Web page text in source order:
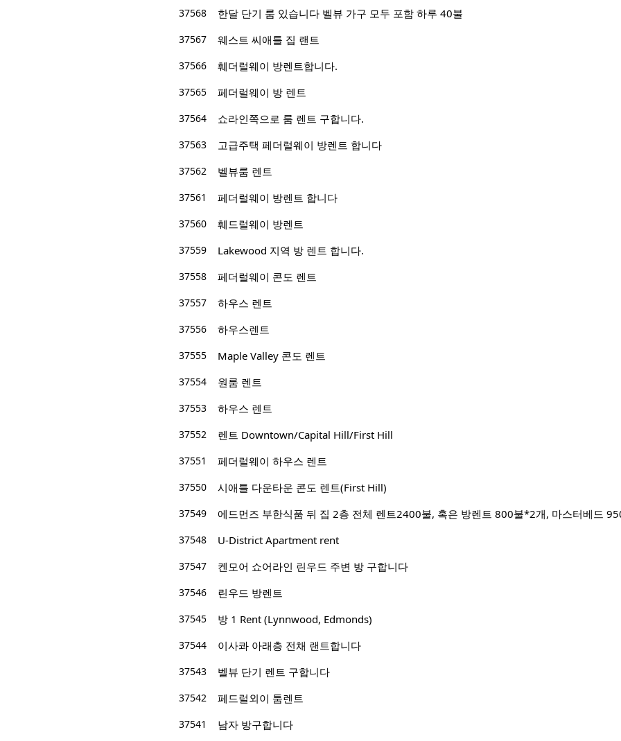
37568 한달 단기 룸 있습니다 벨뷰 가구 모두 포함 하루 40불
37567 웨스트 씨애틀 집 랜트
37566 훼더럴웨이 방렌트합니다.
37565 페더럴웨이 방 렌트
37564 쇼라인쪽으로 룸 렌트 구합니다.
37563 고급주택 페더럴웨이 방렌트 합니다
37562 벨뷰룸 렌트
37561 페더럴웨이 방렌트 합니다
37560 훼드럴웨이 방렌트
37559 Lakewood 지역 방 렌트 합니다.
37558 페더럴웨이 콘도 렌트
37557 하우스 렌트
37556 하우스렌트
37555 Maple Valley 콘도 렌트
37554 원룸 렌트
37553 하우스 렌트
37552 렌트 Downtown/Capital Hill/First Hill
37551 페더럴웨이 하우스 렌트
37550 시애틀 다운타운 콘도 렌트(First Hill)
37549
37548
U-District Apartment rent
37547 켄모어 쇼어라인 린우드 주변 방 구합니다
37546 린우드 방렌트
37545 방 1 Rent (Lynnwood, Edmonds)
37544 이사콰 아래층 전채 랜트합니다
37543 벨뷰 단기 렌트 구합니다
37542 페드럴외이 툼렌트
37541 남자 방구합니다